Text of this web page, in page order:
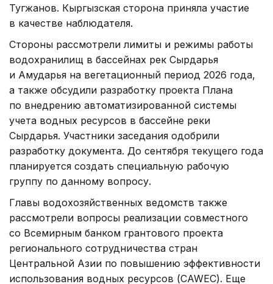
Тугжанов. Кыргызская сторона приняла участие
в качестве наблюдателя.
Стороны рассмотрели лимиты и режимы работы
водохранилищ в бассейнах рек Сырдарья
и Амударья на вегетационный период 2026 года,
а также обсудили разработку проекта Плана
по внедрению автоматизированной системы
учета водных ресурсов в бассейне реки
Сырдарья. Участники заседания одобрили
разработку документа. До сентября текущего года
планируется создать специальную рабочую
группу по данному вопросу.
Главы водохозяйственных ведомств также
рассмотрели вопросы реализации совместного
со Всемирным банком грантового проекта
регионального сотрудничества стран
Центральной Азии по повышению эффективности
использования водных ресурсов (CAWEC). Еще